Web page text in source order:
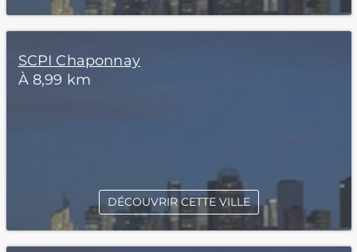
SCPI Chaponnay
À 8,99 km
DÉCOUVRIR CETTE VILLE